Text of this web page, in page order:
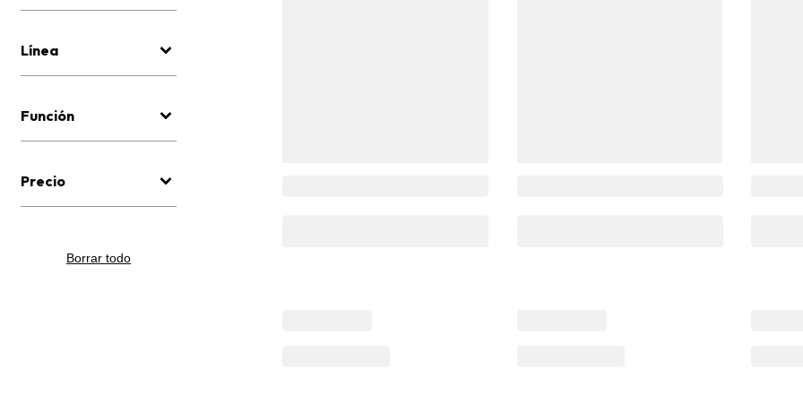
Línea
Función
Precio
Borrar todo